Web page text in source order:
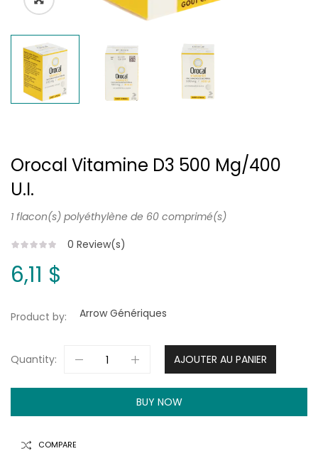
Orocal Vitamine D3 500 Mg/400
U.i.
1 flacon(s) polyéthylène de 60 comprimé(s)
0 Review(s)
6,11 $
Product by: Arrow Génériques
Quantity: AJOUTER AU PANIER
BUY NOW
COMPARE